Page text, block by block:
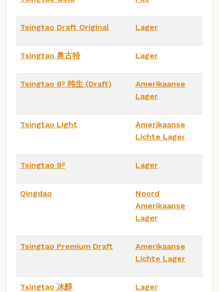
Tsingtao Draft Original Lager
Tsingtao 奥古特 Lager
Tsingtao 8º 纯生 (Draft)
Amerikaanse
Lager
Tsingtao Light
Amerikaanse
Lichte Lager
Tsingtao 9º Lager
Qingdao
Noord
Amerikaanse
Lager
Tsingtao Premium Draft
Amerikaanse
Lichte Lager
Tsingtao 冰醇 Lager